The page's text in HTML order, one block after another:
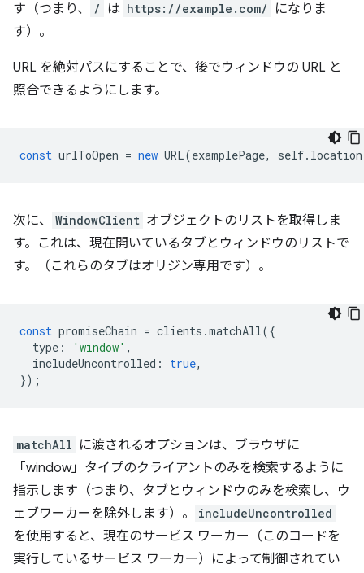
す（つまり、
/ は https://example.com/
になりま
す）。
URL を絶対パスにすることで、後でウィンドウの URL と
照合できるようにします。
const urlToOpen = new URL(examplePage, self. location
次に、 WindowClient オブジェクトのリストを取得しま
す。これは、現在開いているタブとウィンドウのリストで
す。（これらのタブはオリジン専用です）。
const promiseChain = clients .matchAll({
type : 'window' ,
includeUncontrolled : true,
});
matchAll に渡されるオプションは、ブラウザに
「window」タイプのクライアントのみを検索するように
指示します（つまり、タブとウィンドウのみを検索し、ウ
ェブワーカーを除外します）。
includeUncontrolled
を使用すると、現在のサービス ワーカー（このコードを
実行しているサービス ワーカー）によって制御されてい